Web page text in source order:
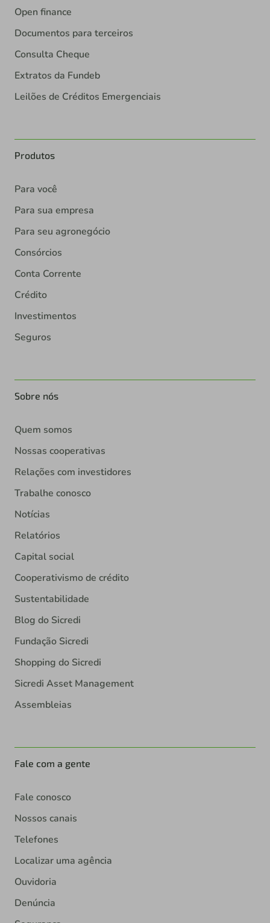
Open finance
Documentos para terceiros
Consulta Cheque
Extratos da Fundeb
Leilões de Créditos Emergenciais
Produtos
Para você
Para sua empresa
Para seu agronegócio
Consórcios
Conta Corrente
Crédito
Investimentos
Seguros
Sobre nós
Quem somos
Nossas cooperativas
Relações com investidores
Trabalhe conosco
Notícias
Relatórios
Capital social
Cooperativismo de crédito
Sustentabilidade
Blog do Sicredi
Fundação Sicredi
Shopping do Sicredi
Sicredi Asset Management
Assembleias
Fale com a gente
Fale conosco
Nossos canais
Telefones
Localizar uma agência
Ouvidoria
Denúncia